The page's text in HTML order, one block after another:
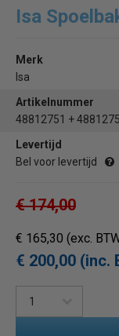
Isa
Merk
Isa
Artikelnummer
48812751 +
Levertijd
Bel voor levertijd
€ 174,00
€ 165,30 (exc.
€ 200,00 (inc.